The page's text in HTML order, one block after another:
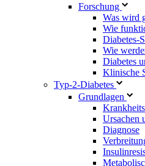
Forschung
Was wird
Wie
Diabetes-
Wie
Diabetes
Klinische
Typ-2-Diabetes
Grundlagen
Ursachen
Diagnose